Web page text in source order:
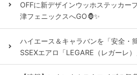
OFFに新デザインウッホステッカー
津フェニックスへGO🦍✨
ハイエース＆キャラバンを「安全・
SSEXエアロ「LEGARE（レガーレ）